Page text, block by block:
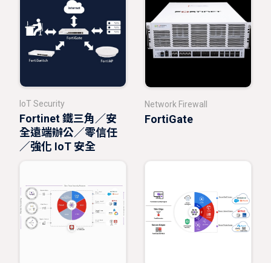
IoT Security
Fortinet 鐵三角／安
全遠端辦公／零信任
／強化 IoT 安全
Network Firewall
FortiGate